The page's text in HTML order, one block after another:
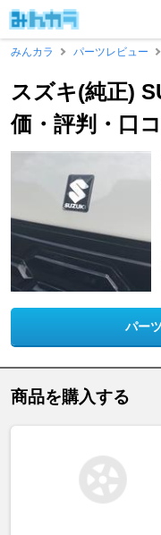
みんカラ
パーツレビュー
スズキ(純正)
価・評判・口
パー
商品を購入する